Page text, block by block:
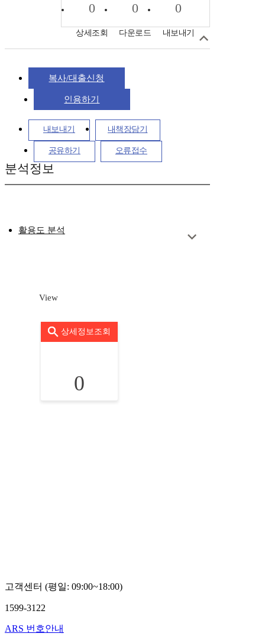
0
상세조회
0
다운로드
0
내보내기
복사/대출신청
인용하기
내보내기 내책장담기
공유하기 오류접수
분석정보
활용도 분석
View
상세정보조회
0
고객센터 (평일: 09:00~18:00)
1599-3122
ARS 번호안내